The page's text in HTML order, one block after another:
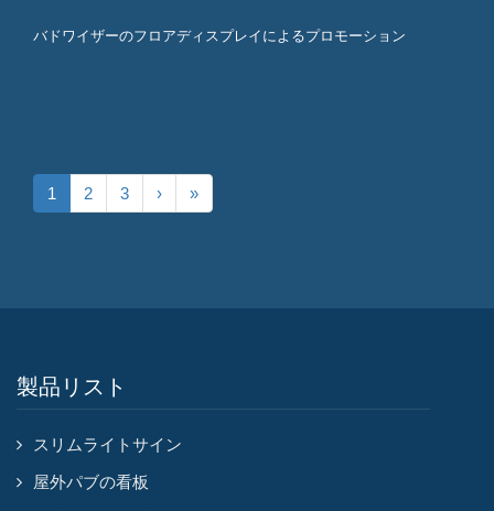
バドワイザーのフロアディスプレイによるプロモーション
1 2 3 › »
製品リスト
スリムライトサイン
屋外パブの看板